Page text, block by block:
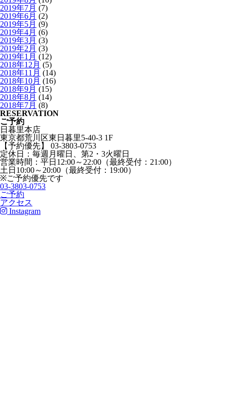
2019年7月 (7)
2019年6月 (2)
2019年5月 (9)
2019年4月 (6)
2019年3月 (3)
2019年2月 (3)
2019年1月 (12)
2018年12月 (5)
2018年11月 (14)
2018年10月 (16)
2018年9月 (15)
2018年8月 (14)
2018年7月 (8)
RESERVATION
ご予約
日暮里本店
東京都荒川区東日暮里5-40-3 1F
【予約優先】 03-3803-0753
定休日：毎週月曜日、第2・3火曜日
営業時間：平日12:00～22:00（最終受付：21:00）
土日10:00～20:00（最終受付：19:00）
※ご予約優先です
03-3803-0753
ご予約
アクセス
Instagram